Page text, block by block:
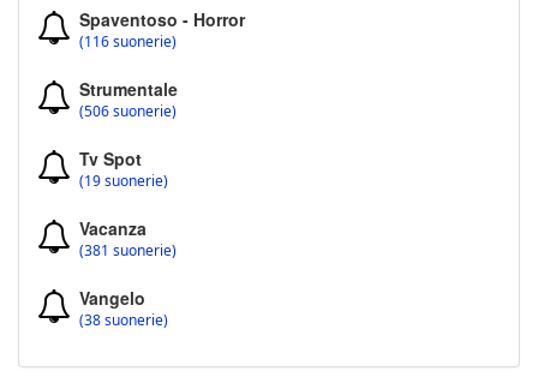
Spaventoso - Horror
(116 suonerie)
Strumentale
(506 suonerie)
Tv Spot
(19 suonerie)
Vacanza
(381 suonerie)
Vangelo
(38 suonerie)